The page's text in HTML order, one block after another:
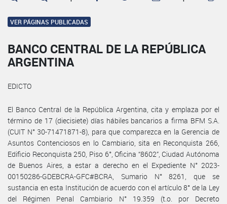
VER PÁGINAS PUBLICADAS
BANCO CENTRAL DE LA REPÚBLICA
ARGENTINA
EDICTO
El Banco Central de la República Argentina, cita y emplaza por el
término de 17 (diecisiete) días hábiles bancarios a firma BFM S.A.
(CUIT N° 30-71471871-8), para que comparezca en la Gerencia de
Asuntos Contenciosos en lo Cambiario, sita en Reconquista 266,
Edificio Reconquista 250, Piso 6°, Oficina “8602”, Ciudad Autónoma
de Buenos Aires, a estar a derecho en el Expediente N° 2023-
00150286-GDEBCRA-GFC#BCRA, Sumario N° 8261, que se
sustancia en esta Institución de acuerdo con el artículo 8° de la Ley
del Régimen Penal Cambiario N° 19.359 (t.o. por Decreto